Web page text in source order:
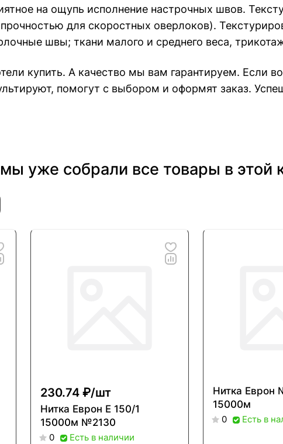
на ощупь исполнение настрочных швов.
для скоростных оверлоков).
швы; ткани малого и среднего веса,
купить. А качество мы вам гарантируем. Если
помогут с выбором и оформят заказ.
уже собрали все товары в этой
230.74 ₽/шт
Нитка Еврон Е 150/1
15000м №2130
0 Есть в наличии
Нитка Еврон №2157 U 150/1
15000м
0 Есть в